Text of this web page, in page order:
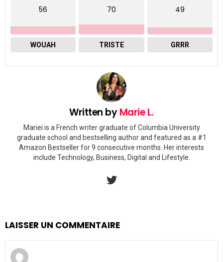
56
WOUAH
70
TRISTE
49
GRRR
Written byMarie L.
Mariei is a French writer graduate of Columbia University
graduate school and bestselling author and featured as a #1
Amazon Bestseller for 9 consecutive months. Her interests
include Technology, Business, Digital and Lifestyle.
LAISSER UN COMMENTAIRE